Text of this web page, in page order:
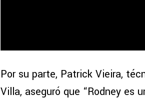
Por su parte, Patrick Vieira,
Villa, aseguró que “Rodney es